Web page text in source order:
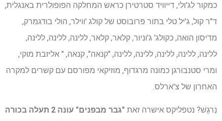
כמקור לג'ולי, דייוויד סטרטירן כראש המחלקה הפופולרית באנגלית,
ד"ר קול, ג'יל טלי בתור פרובוסט של קולג 'ווילר, הולי בודגמרק,
מדיסון הואה, כקולג' ג'וניור, קלאר, קלאר, ללינה, ללינה, ללינה,
ללינה, ללינה, ללינה, ללינה, ללינה, "קנאה", קנאה, " אליזבת מוקי,
ומרי סטנבורגן כמונה מרגדוף, מוזיקאי מפורסם עם קשרים למקרה
האחרון של צ'ארלס.
נִרגָשׁ? נטפליקס אישרה זאת
"גבר מבפנים" עונה 2 תעלה בכורה